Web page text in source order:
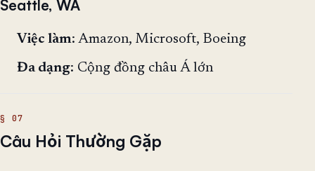
Seattle, WA
Việc làm: Amazon, Microsoft, Boeing
Đa dạng: Cộng đồng châu Á lớn
Câu Hỏi Thường Gặp